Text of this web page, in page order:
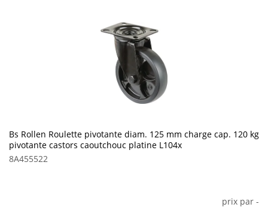
Bs Rollen Roulette pivotante diam. 125 mm charge cap. 120 kg
pivotante castors caoutchouc platine L104x
8A455522
prix par -